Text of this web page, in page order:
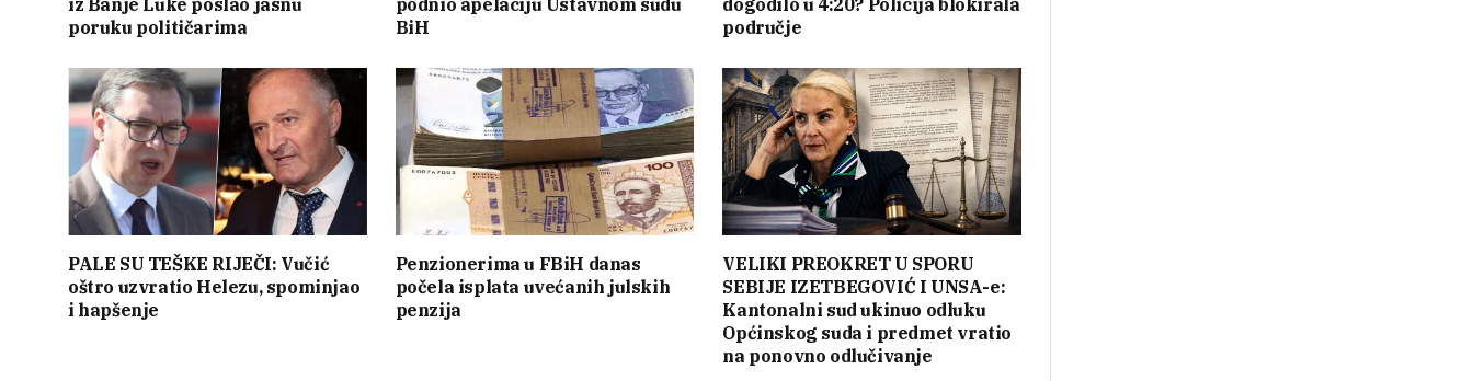
poruku političarima
BiH
područje
PALE SU TEŠKE RIJEČI: Vučić
oštro uzvratio Helezu, spominjao
i hapšenje
Penzionerima u FBiH danas
počela isplata uvećanih julskih
penzija
VELIKI PREOKRET U SPORU
SEBIJE IZETBEGOVIĆ I UNSA-e:
Kantonalni sud ukinuo odluku
Općinskog suda i predmet vratio
na ponovno odlučivanje